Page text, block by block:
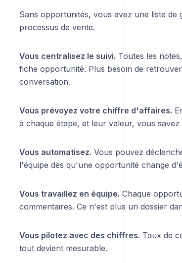
Sans opportunités, vous avez une liste
processus de vente.
Vous centralisez le suivi. Toutes les
fiche opportunité. Plus besoin de
conversation.
Vous prévoyez votre chiffre d'affaires.
à chaque étape, et leur valeur, vous
Vous automatisez. Vous pouvez
l'équipe dès qu'une opportunité change
Vous travaillez en équipe. Chaque
commentaires. Ce n'est plus un dossier
Vous pilotez avec des chiffres. Taux de
tout devient mesurable.